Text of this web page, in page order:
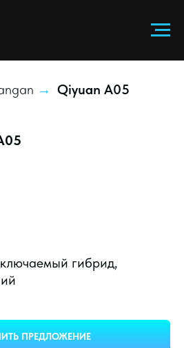
→ Qiyuan A05
гибрид,
ПРЕДЛОЖЕНИЕ